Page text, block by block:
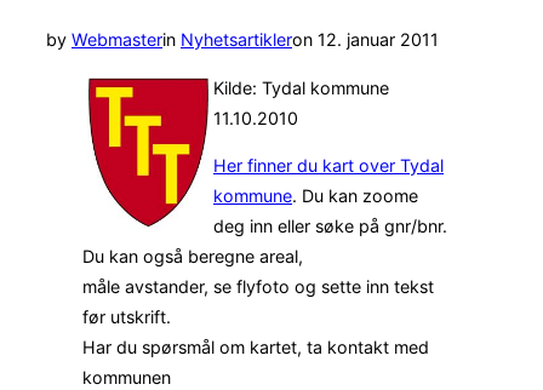
by Webmasterin Nyhetsartikleron Posted
12. januar 2011
Kilde: Tydal kommune
11.10.2010
Her finner du kart over Tydal
kommune. Du kan zoome
deg inn eller søke på gnr/bnr.
Du kan også beregne areal,
måle avstander, se flyfoto og sette inn tekst
før utskrift.
Har du spørsmål om kartet, ta kontakt med
kommunen